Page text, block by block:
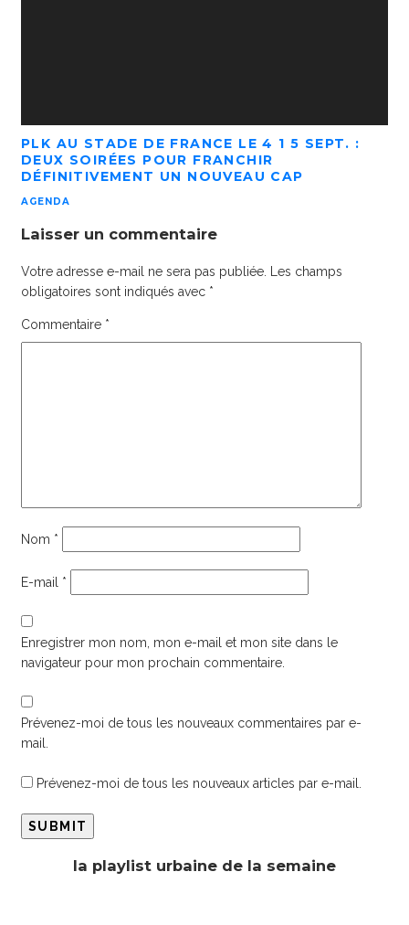
PLK AU STADE DE FRANCE LE 4 1 5 SEPT. :
DEUX SOIRÉES POUR FRANCHIR
DÉFINITIVEMENT UN NOUVEAU CAP
AGENDA
Laisser un commentaire
Votre adresse e-mail ne sera pas publiée.
Les champs
obligatoires sont indiqués avec *
Commentaire *
Nom *
E-mail *
Enregistrer mon nom, mon e-mail et mon site dans le
navigateur pour mon prochain commentaire.
Prévenez-moi de tous les nouveaux commentaires par e-
mail.
Prévenez-moi de tous les nouveaux articles par e-mail.
la playlist urbaine de la semaine